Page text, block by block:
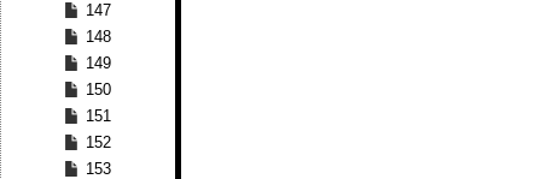
147
148
149
150
151
152
153